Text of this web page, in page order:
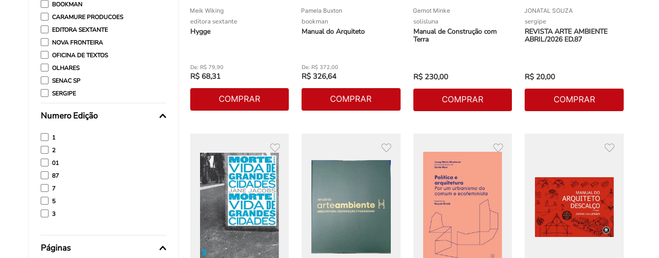
BOOKMAN
CARAMURE PRODUCOES
EDITORA SEXTANTE
NOVA FRONTEIRA
OFICINA DE TEXTOS
OLHARES
SENAC SP
SERGIPE
VOZES DE BOLSO
Numero Edição
1
2
01
87
7
5
3
Páginas
Meik Wiking
editora sextante
Hygge
R$ 79,90
R$ 68,31
COMPRAR
Pamela Buxton
bookman
Manual do Arquiteto
R$ 372,00
R$ 326,64
COMPRAR
Gernot Minke
solisluna
Manual de Construção com
Terra
R$ 230,00
COMPRAR
JONATAL SOUZA
sergipe
REVISTA ARTE AMBIENTE
ABRIL/2026 ED.87
R$ 20,00
COMPRAR